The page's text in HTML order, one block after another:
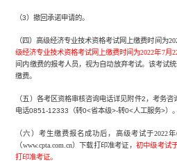
（3）撤回承诺申请的。
（四）高级经济专业技术资格考试网上缴费时间为
级经济专业技术资格考试网上缴费时间为2022年7月
间内缴费的报考人员，视为自动放弃考试。该考试
缴费。
（五）各考区资格审核咨询电话详见附件2，考务
电话0851-12333（转0<省本级>-转0<人工服务>）。
（六）考生缴费报名成功后，高级考试于2022
（www.cpta.com.cn）下载打印准考证， 初中级考试
打印准考证。